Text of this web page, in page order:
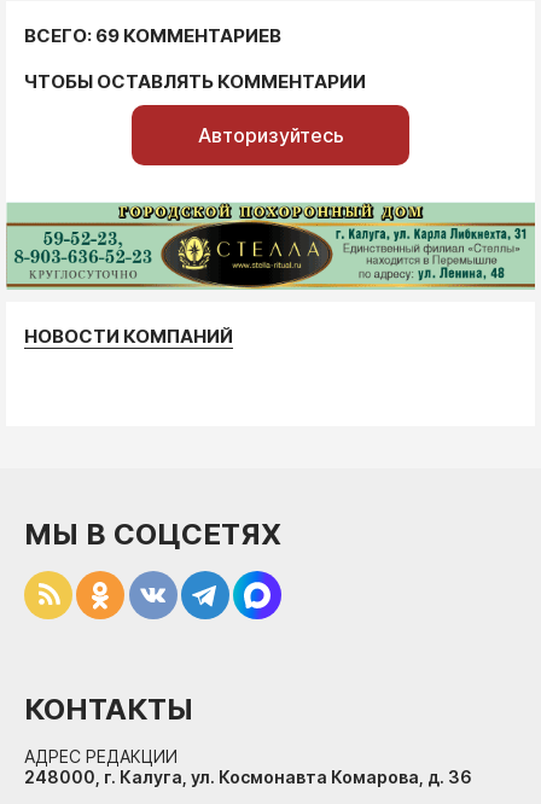
ВСЕГО: 69 КОММЕНТАРИЕВ
ЧТОБЫ ОСТАВЛЯТЬ КОММЕНТАРИИ
Авторизуйтесь
НОВОСТИ КОМПАНИЙ
МЫ В СОЦСЕТЯХ
КОНТАКТЫ
АДРЕС РЕДАКЦИИ
248000, г. Калуга, ул. Космонавта Комарова, д. 36